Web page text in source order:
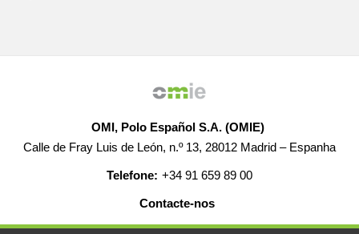
OMI, Polo Español S.A. (OMIE)
Calle de Fray Luis de León, n.º 13, 28012 Madrid – Espanha
Telefone: +34 91 659 89 00
Contacte-nos